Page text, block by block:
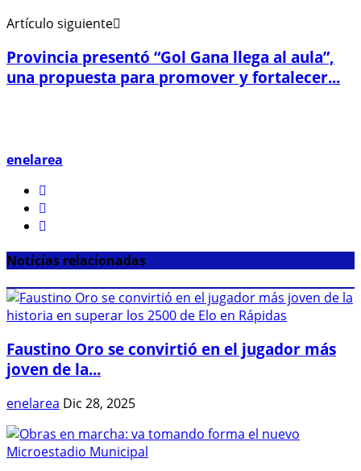
Artículo siguiente
Provincia presentó “Gol Gana llega al aula”,
una propuesta para promover y fortalecer...
enelarea
Noticias relacionadas
Faustino Oro se convirtió en el jugador más
joven de la...
enelarea Dic 28, 2025